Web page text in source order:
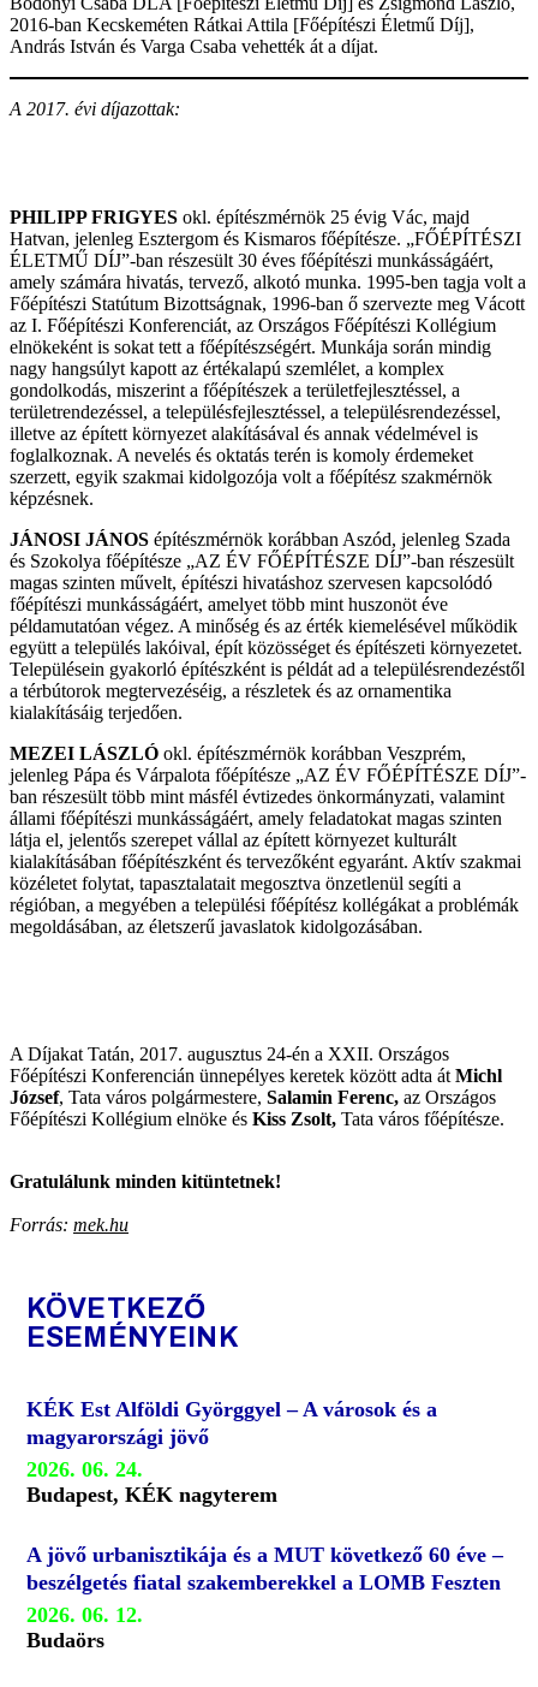
2016-ban Kecskeméten Rátkai Attila [Főépítészi Életmű Díj],
András István és Varga Csaba vehették át a díjat.
A 2017. évi díjazottak:
PHILIPP FRIGYES okl. építészmérnök 25 évig Vác, majd
Hatvan, jelenleg Esztergom és Kismaros főépítésze. „FŐÉPÍTÉSZI
ÉLETMŰ DÍJ”-ban részesült 30 éves főépítészi munkásságáért,
amely számára hivatás, tervező, alkotó munka. 1995-ben tagja volt a
Főépítészi Statútum Bizottságnak, 1996-ban ő szervezte meg Vácott
az I. Főépítészi Konferenciát, az Országos Főépítészi Kollégium
elnökeként is sokat tett a főépítészségért. Munkája során mindig
nagy hangsúlyt kapott az értékalapú szemlélet, a komplex
gondolkodás, miszerint a főépítészek a területfejlesztéssel, a
területrendezéssel, a településfejlesztéssel, a településrendezéssel,
illetve az épített környezet alakításával és annak védelmével is
foglalkoznak. A nevelés és oktatás terén is komoly érdemeket
szerzett, egyik szakmai kidolgozója volt a főépítész szakmérnök
képzésnek.
JÁNOSI JÁNOS építészmérnök korábban Aszód, jelenleg Szada
és Szokolya főépítésze „AZ ÉV FŐÉPÍTÉSZE DÍJ”-ban részesült
magas szinten művelt, építészi hivatáshoz szervesen kapcsolódó
főépítészi munkásságáért, amelyet több mint huszonöt éve
példamutatóan végez. A minőség és az érték kiemelésével működik
együtt a település lakóival, épít közösséget és építészeti környezetet.
Településein gyakorló építészként is példát ad a településrendezéstől
a térbútorok megtervezéséig, a részletek és az ornamentika
kialakításáig terjedően.
MEZEI LÁSZLÓ okl. építészmérnök korábban Veszprém,
jelenleg Pápa és Várpalota főépítésze „AZ ÉV FŐÉPÍTÉSZE DÍJ”-
ban részesült több mint másfél évtizedes önkormányzati, valamint
állami főépítészi munkásságáért, amely feladatokat magas szinten
látja el, jelentős szerepet vállal az épített környezet kulturált
kialakításában főépítészként és tervezőként egyaránt. Aktív szakmai
közéletet folytat, tapasztalatait megosztva önzetlenül segíti a
régióban, a megyében a települési főépítész kollégákat a problémák
megoldásában, az életszerű javaslatok kidolgozásában.
A Díjakat Tatán, 2017. augusztus 24-én a XXII. Országos
Főépítészi Konferencián ünnepélyes keretek között adta át Michl
József, Tata város polgármestere, Salamin Ferenc, az Országos
Főépítészi Kollégium elnöke és Kiss Zsolt, Tata város főépítésze.
Gratulálunk minden kitüntetnek!
Forrás: mek.hu
KÖVETKEZŐ
ESEMÉNYEINK
KÉK Est Alföldi Györggyel – A városok és a
magyarországi jövő
2026. 06. 24.
Budapest, KÉK nagyterem
A jövő urbanisztikája és a MUT következő 60 éve –
beszélgetés fiatal szakemberekkel a LOMB Feszten
2026. 06. 12.
Budaörs